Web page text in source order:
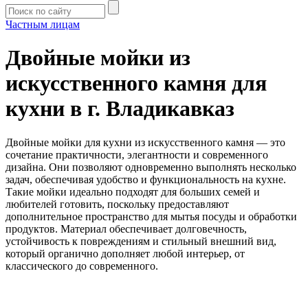
Частным лицам
Двойные мойки из
искусственного камня для
кухни в г. Владикавказ
Двойные мойки для кухни из искусственного камня — это
сочетание практичности, элегантности и современного
дизайна. Они позволяют одновременно выполнять несколько
задач, обеспечивая удобство и функциональность на кухне.
Такие мойки идеально подходят для больших семей и
любителей готовить, поскольку предоставляют
дополнительное пространство для мытья посуды и обработки
продуктов. Материал обеспечивает долговечность,
устойчивость к повреждениям и стильный внешний вид,
который органично дополняет любой интерьер, от
классического до современного.